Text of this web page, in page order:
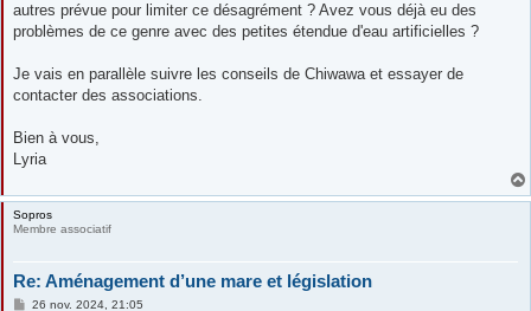
autres prévue pour limiter ce désagrément ? Avez vous déjà eu des
problèmes de ce genre avec des petites étendue d'eau artificielles ?
Je vais en parallèle suivre les conseils de Chiwawa et essayer de
contacter des associations.
Bien à vous,
Lyria
Sopros
Membre associatif
Re: Aménagement d’une mare et législation
M26 nov. 2024, 21:05